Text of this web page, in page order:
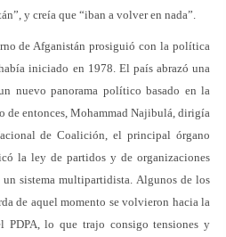
y creía que “iban a volver en nada”.
de Afganistán prosiguió con la política
iniciado en 1978. El país abrazó una
nuevo panorama político basado en la
de entonces, Mohammad Najibulá, dirigía
de Coalición, el principal órgano
la ley de partidos y de organizaciones
sistema multipartidista. Algunos de los
de aquel momento se volvieron hacia la
PDPA, lo que trajo consigo tensiones y